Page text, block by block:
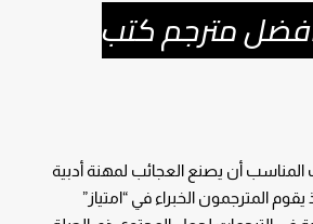
مترجم كتب
المناسب أن يصنع العجائب لمهنة أدبية
المترجمون الخبراء في “امتياز”